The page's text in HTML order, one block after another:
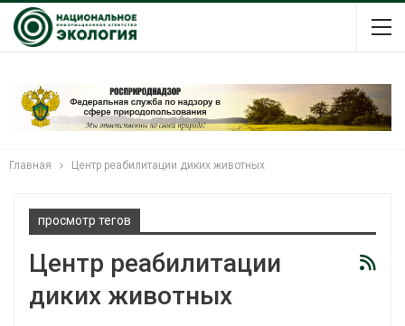
Главная Центр реабилитации диких животных
просмотр тегов
Центр реабилитации
диких животных